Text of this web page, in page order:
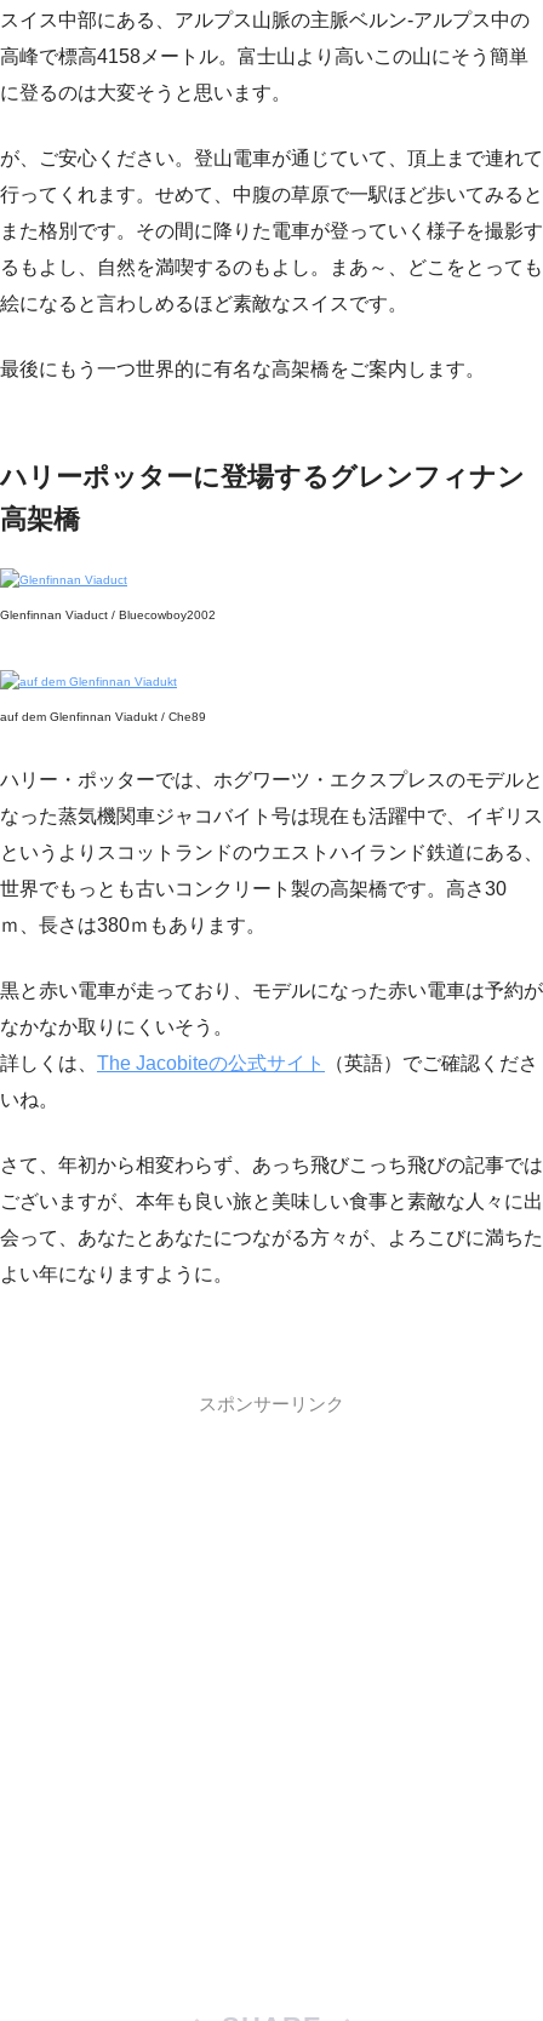
スイス中部にある、アルプス山脈の主脈ベルン‐アルプス中の
高峰で標高4158メートル。富士山より高いこの山にそう簡単
に登るのは大変そうと思います。
が、ご安心ください。登山電車が通じていて、頂上まで連れて
行ってくれます。せめて、中腹の草原で一駅ほど歩いてみると
また格別です。その間に降りた電車が登っていく様子を撮影す
るもよし、自然を満喫するのもよし。まあ～、どこをとっても
絵になると言わしめるほど素敵なスイスです。
最後にもう一つ世界的に有名な高架橋をご案内します。
ハリーポッターに登場するグレンフィナン
高架橋
Glenfinnan Viaduct / Bluecowboy2002
auf dem Glenfinnan Viadukt / Che89
ハリー・ポッターでは、ホグワーツ・エクスプレスのモデルと
なった蒸気機関車ジャコバイト号は現在も活躍中で、イギリス
というよりスコットランドのウエストハイランド鉄道にある、
世界でもっとも古いコンクリート製の高架橋です。高さ30
ｍ、長さは380ｍもあります。
黒と赤い電車が走っており、モデルになった赤い電車は予約が
なかなか取りにくいそう。
詳しくは、 The Jacobiteの公式サイト
（英語）でご確認くださ
いね。
さて、年初から相変わらず、あっち飛びこっち飛びの記事では
ございますが、本年も良い旅と美味しい食事と素敵な人々に出
会って、あなたとあなたにつながる方々が、よろこびに満ちた
よい年になりますように。
スポンサーリンク